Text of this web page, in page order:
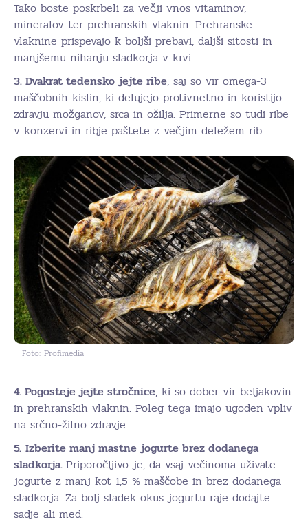
Tako boste poskrbeli za večji vnos vitaminov,
mineralov ter prehranskih vlaknin. Prehranske
vlaknine prispevajo k boljši prebavi, daljši sitosti in
manjšemu nihanju sladkorja v krvi.
3. Dvakrat tedensko jejte ribe, saj so vir omega-3
maščobnih kislin, ki delujejo protivnetno in koristijo
zdravju možganov, srca in ožilja. Primerne so tudi ribe
v konzervi in ribje paštete z večjim deležem rib.
Foto: Profimedia
4. Pogosteje jejte stročnice, ki so dober vir beljakovin
in prehranskih vlaknin. Poleg tega imajo ugoden vpliv
na srčno-žilno zdravje.
5. Izberite manj mastne jogurte brez dodanega
sladkorja. Priporočljivo je, da vsaj večinoma uživate
jogurte z manj kot 1,5 % maščobe in brez dodanega
sladkorja. Za bolj sladek okus jogurtu raje dodajte
sadje ali med.